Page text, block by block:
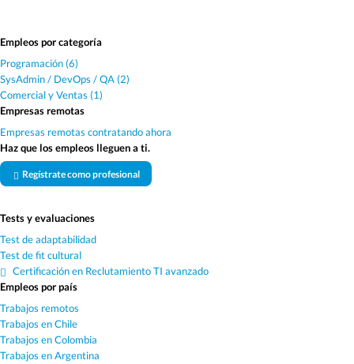
Empleos por categoría
Programación (6)
SysAdmin / DevOps / QA (2)
Comercial y Ventas (1)
Empresas remotas
Empresas remotas contratando ahora
Haz que los empleos lleguen a ti.
Regístrate como profesional
Tests y evaluaciones
Test de adaptabilidad
Test de fit cultural
Certificación en Reclutamiento TI avanzado
Empleos por país
Trabajos remotos
Trabajos en Chile
Trabajos en Colombia
Trabajos en Argentina